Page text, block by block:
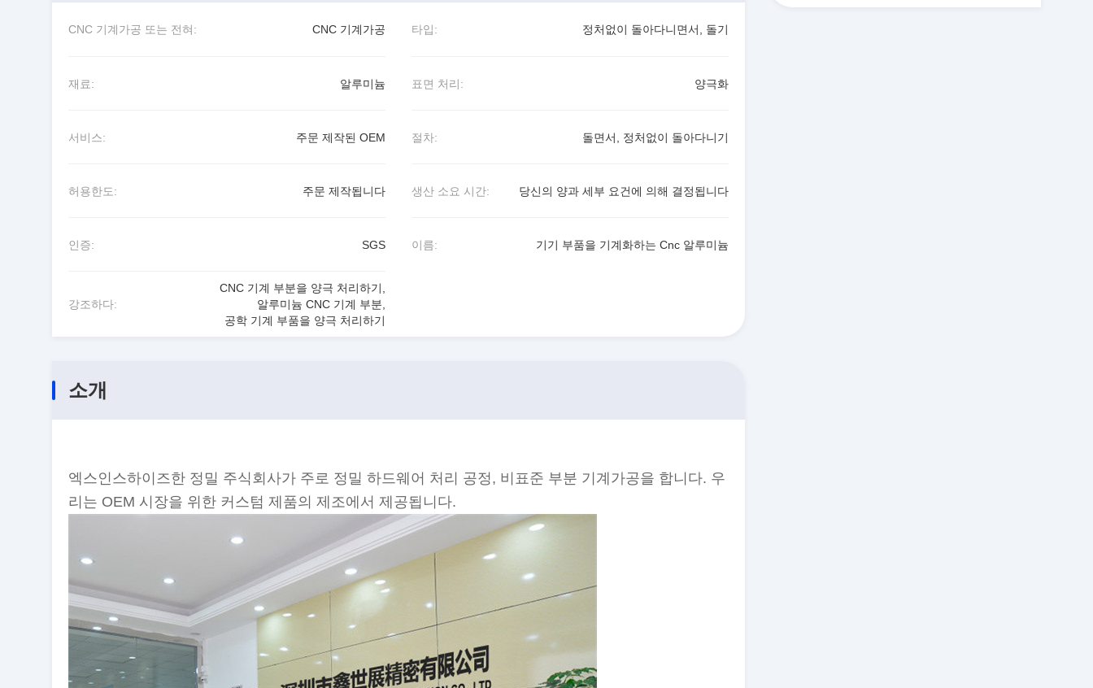
CNC 기계가공 또는 전혀: CNC 기계가공 타입: 정처없이 돌아다니면서, 돌기
재료: 알루미늄 표면 처리: 양극화
서비스: 주문 제작된 OEM 절차: 돌면서, 정처없이 돌아다니기
허용한도: 주문 제작됩니다 생산 소요 시간: 당신의 양과 세부 요건에 의해 결정됩니다
인증: SGS 이름: 기기 부품을 기계화하는 Cnc 알루미늄
강조하다:
CNC 기계 부분을 양극 처리하기
알루미늄 CNC 기계 부분
공학 기계 부품을 양극 처리하기
소개
엑스인스하이즈한 정밀 주식회사가 주로 정밀 하드웨어 처리 공정, 비표준 부분 기계가공을 합니다. 우
리는 OEM 시장을 위한 커스텀 제품의 제조에서 제공됩니다.